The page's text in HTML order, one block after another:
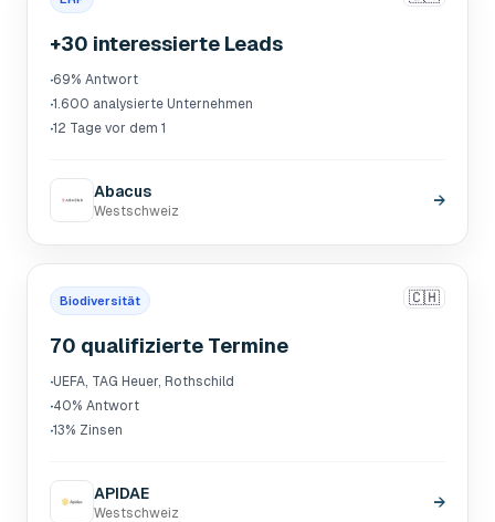
+30 interessierte Leads
·69% Antwort
·1.600 analysierte Unternehmen
·12 Tage vor dem 1
Abacus
Westschweiz
→
Biodiversität 🇨🇭
70 qualifizierte Termine
·UEFA, TAG Heuer, Rothschild
·40% Antwort
·13% Zinsen
APIDAE
Westschweiz
→